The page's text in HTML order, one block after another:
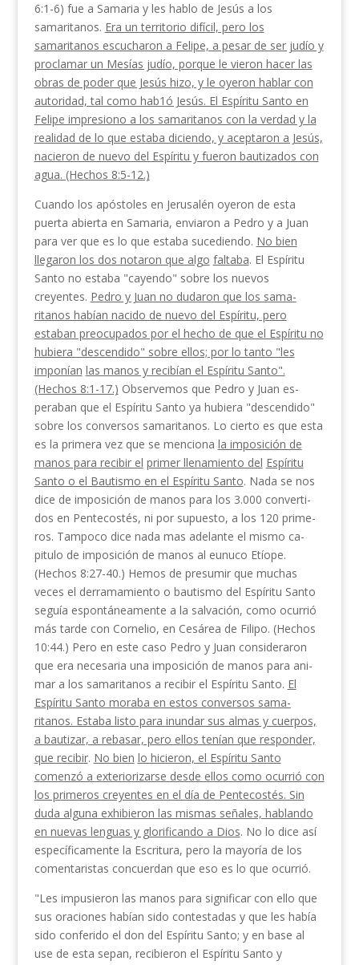
6:1-6) fue a Samaria y les hablo de Jesús a los
samaritanos. Era un territorio difícil, pero los
samaritanos escucharon a Felipe, a pesar de ser judío y
proclamar un Mesías judío, porque le vieron hacer las
obras de poder que Jesús hizo, y le oyeron hablar con
autoridad, tal como hab1ó Jesús. El Espíritu San­to en
Felipe impresiono a los samaritanos con la verdad y la
realidad de lo que estaba diciendo, y aceptaron a Jesús,
nacieron de nuevo del Espíritu y fueron bautizados con
agua. (Hechos 8:5-12.)
Cuando los apóstoles en Jerusalén oyeron de esta
puerta abierta en Samaria, enviaron a Pedro y a Juan
para ver que es lo que estaba sucediendo. No bien
llegaron los dos notaron que algo faltaba. El Espíritu
Santo no estaba "cayendo" sobre los nue­vos
creyentes. Pedro y Juan no dudaron que los sama­
ritanos habían nacido de nuevo del Espíritu, pero
estaban preocupados por el hecho de que el Espíritu no
hubiera "descendido" sobre ellos; por lo tanto "les
imponían las manos y recibían el Espíritu Santo".
(Hechos 8:1-17.) Observemos que Pedro y Juan es­
peraban que el Espíritu Santo ya hubiera "descendi­do"
sobre los conversos samaritanos. Lo cierto es que esta
es la primera vez que se menciona la imposición de
manos para recibir el primer llenamiento del Espíritu
Santo o el Bautismo en el Espíritu Santo. Nada se nos
dice de imposición de manos para los 3.000 converti­
dos en Pentecostés, ni por supuesto, a los 120 prime­
ros. Tampoco dice nada mas adelante el mismo ca­
pitulo de imposición de manos al eunuco Etíope.
(Hechos 8:27-40.) Hemos de presumir que muchas
veces el derramamiento o bautismo del Espíritu Santo
seguía espontáneamente a la salvación, como ocurrió
más tarde con Cornelio, en Cesárea de Filipo. (Hechos
10:44.) Pero en este caso Pedro y Juan consideraron
que era necesaria una imposición de manos para ani­
mar a los samaritanos a recibir el Espíritu Santo. El
Espíritu Santo moraba en estos conversos sama­
ritanos. Estaba listo para inundar sus almas y cuerpos,
a bautizar, a rebasar, pero ellos tenían que res­ponder,
que recibir. No bien lo hicieron, el Espíritu Santo
comenzó a exteriorizarse desde ellos como ocu­rrió con
los primeros creyentes en el día de Pentecostés. Sin
duda alguna exhibieron las mismas seña­les, hablando
en nuevas lenguas y glorificando a Dios. No lo dice así
específicamente la Escritura, pero la mayoría de los
comentaristas concuerdan que eso es lo que ocurrió.
"Les impusieron las manos para significar con ello que
sus oraciones habían sido contestadas y que les había
sido conferido el don del Espíritu Santo; y en base al
use de esta sepan, recibieron el Espíritu Santo y